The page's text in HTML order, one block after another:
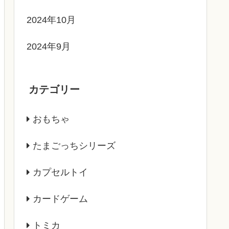
2024年10月
2024年9月
カテゴリー
おもちゃ
たまごっちシリーズ
カプセルトイ
カードゲーム
トミカ